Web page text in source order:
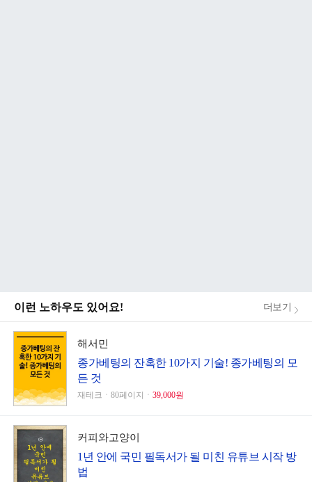
이런 노하우도 있어요! 더보기
해서민
종가베팅의 잔혹한 10가지 기술! 종가베팅의 모
든 것
재테크ㆍ80페이지ㆍ 39,000원
커피와고양이
1년 안에 국민 필독서가 될 미친 유튜브 시작 방
법